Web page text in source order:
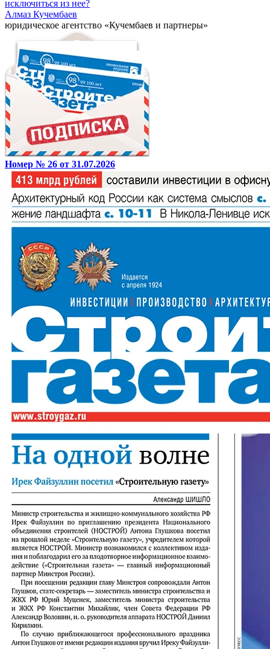
исключиться из нее?
Алмаз Кучембаев
юридическое агентство «Кучембаев и партнеры»
Номер № 26 от 31.07.2026